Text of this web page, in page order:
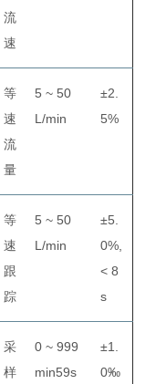
流
速
等
速
流
量
5 ~ 50
L/min
±2.
5%
等
速
跟
踪
5 ~ 50
L/min
±5.
0%,
< 8
s
采
样
0 ~ 999
min59s
±1.
0‰